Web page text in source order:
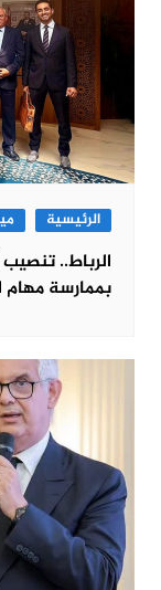
الرئيسية
الرباط..
بممارسة